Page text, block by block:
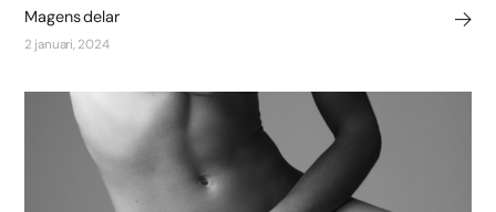
Magens delar
2 januari, 2024